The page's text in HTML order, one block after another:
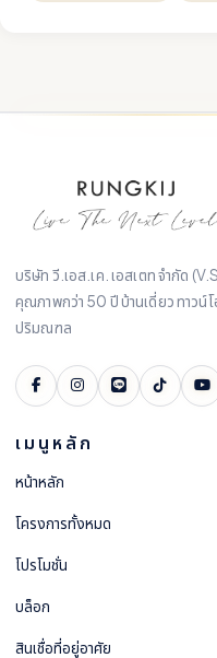
บริษัท วี.เอส.เค. เอสเตท จำกัด
คุณภาพกว่า 50 ปี บ้านเดี่ยว ทาวน์
ปริมณฑล
เมนูหลัก
หน้าหลัก
โครงการทั้งหมด
โปรโมชั่น
บล็อก
สินเชื่อที่อยู่อาศัย